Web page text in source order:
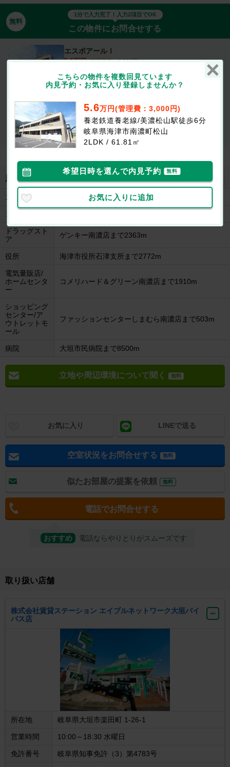
無料
1分で入力完了！入力2項目でOK
この物件にお問合せする
エスポアールⅠ
5.6万円(管理費等：3,000円)
2LDK / 61.81㎡ / 1階
最新の空室状況が知りたい
お部屋を
内見したい
初期費用が
知りたい
周辺施設 地図を見る
スーパー ピアゴ多度店まで2825m
コンビニ
ドラッグスト
ア
ゲンキー南濃店まで2363m
役所 海津市役所石津支所まで2772m
電気量販店/
ホームセンタ
ー
コメリハード＆グリーン南濃店まで1910m
ショッピング
センター/ア
ウトレットモ
ール
ファッションセンターしまむら南濃店まで503m
病院 大垣市民病院まで8500m
立地や周辺環境について聞く 無料
お気に入り LINEで送る
空室状況をお問合せする 無料
似たお部屋の提案を依頼 無料
電話でお問合せする
おすすめ 電話ならやりとりがスムーズです
取り扱い店舗
株式会社賃貸ステーション エイブルネットワーク大垣バイ
パス店
所在地 岐阜県大垣市楽田町 1-26-1
営業時間 10:00～18:30 水曜日
免許番号 岐阜県知事免許（3）第4783号
こちらの物件を複数回見ています
内見予約・お気に入り登録しませんか？
5.6万円(管理費：3,000円)
養老鉄道養老線/美濃松山駅徒歩6分
岐阜県海津市南濃町松山
2LDK / 61.81㎡
希望日時を選んで内見予約 無料
お気に入りに追加